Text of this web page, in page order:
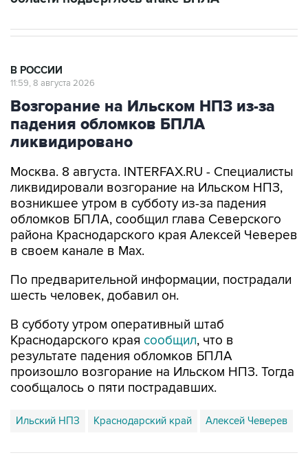
В РОССИИ
11:59, 8 августа 2026
Возгорание на Ильском НПЗ из-за
падения обломков БПЛА
ликвидировано
Москва. 8 августа. INTERFAX.RU - Специалисты
ликвидировали возгорание на Ильском НПЗ,
возникшее утром в субботу из-за падения
обломков БПЛА, сообщил глава Северского
района Краснодарского края Алексей Чеверев
в своем канале в Max.
По предварительной информации, пострадали
шесть человек, добавил он.
В субботу утром оперативный штаб
Краснодарского края сообщил, что в
результате падения обломков БПЛА
произошло возгорание на Ильском НПЗ. Тогда
сообщалось о пяти пострадавших.
Ильский НПЗ Краснодарский край Алексей Чеверев